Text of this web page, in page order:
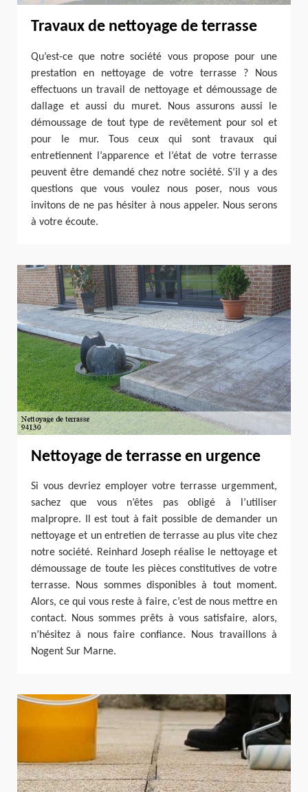
Travaux de nettoyage de terrasse
Qu’est-ce que notre société vous propose pour une
prestation en nettoyage de votre terrasse ? Nous
effectuons un travail de nettoyage et démoussage de
dallage et aussi du muret. Nous assurons aussi le
démoussage de tout type de revêtement pour sol et
pour le mur. Tous ceux qui sont travaux qui
entretiennent l’apparence et l’état de votre terrasse
peuvent être demandé chez notre société. S’il y a des
questions que vous voulez nous poser, nous vous
invitons de ne pas hésiter à nous appeler. Nous serons
à votre écoute.
Nettoyage de terrasse en urgence
Si vous devriez employer votre terrasse urgemment,
sachez que vous n’êtes pas obligé à l’utiliser
malpropre. Il est tout à fait possible de demander un
nettoyage et un entretien de terrasse au plus vite chez
notre société. Reinhard Joseph réalise le nettoyage et
démoussage de toute les pièces constitutives de votre
terrasse. Nous sommes disponibles à tout moment.
Alors, ce qui vous reste à faire, c’est de nous mettre en
contact. Nous sommes prêts à vous satisfaire, alors,
n’hésitez à nous faire confiance. Nous travaillons à
Nogent Sur Marne.